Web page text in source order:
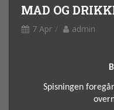
MAD OG
7 Apr admin
Spisningen